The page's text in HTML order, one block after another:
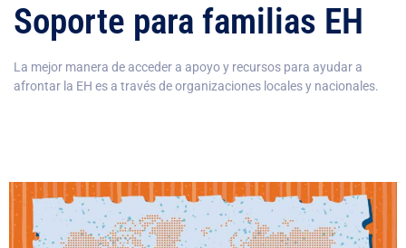
Soporte para familias EH
La mejor manera de acceder a apoyo y recursos para ayudar a
afrontar la EH es a través de organizaciones locales y nacionales.